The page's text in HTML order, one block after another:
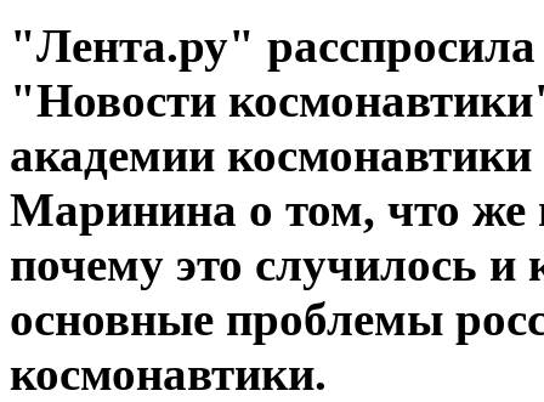
"Лента.ру"
"Новости
академии
Маринина о том, что же
почему это случилось
основные проблемы
космонавтики.